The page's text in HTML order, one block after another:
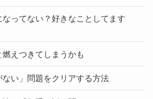
なってない？好きなことしてます
えつきてしまうかも
い」問題をクリアする方法